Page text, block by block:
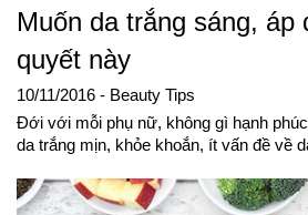
Muốn da trắng sáng, áp
quyết này
10/11/2016 - Beauty Tips
Đới với mỗi phụ nữ, không gì hạnh
da trắng mịn, khỏe khoắn, ít vấn đề về